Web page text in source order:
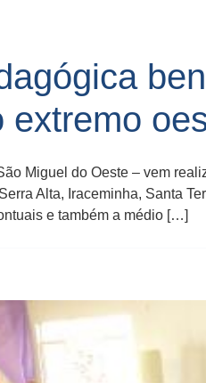
extremo
Miguel do Oeste – vem
Alta, Iraceminha, Santa
e também a médio […]